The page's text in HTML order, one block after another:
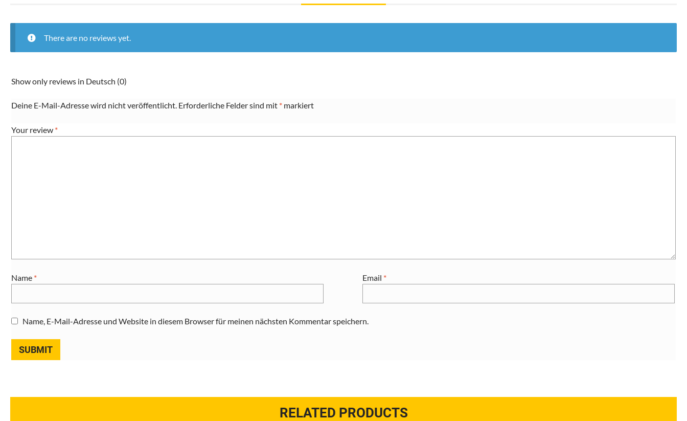
There are no reviews yet.
Show only reviews in Deutsch (0)
Deine E-Mail-Adresse wird nicht veröffentlicht. Erforderliche Felder sind mit * markiert
Your review *
Name * Email *
Name, E-Mail-Adresse und Website in diesem Browser für meinen nächsten Kommentar speichern.
RELATED PRODUCTS